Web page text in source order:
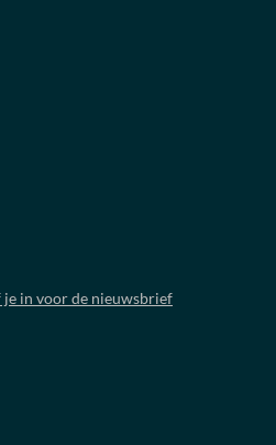
in voor de nieuwsbrief